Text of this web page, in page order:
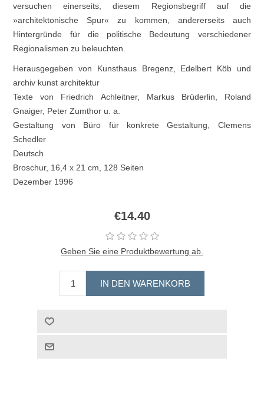
versuchen einerseits, diesem Regionsbegriff auf die
»architektonische Spur« zu kommen, andererseits auch
Hintergründe für die politische Bedeutung verschiedener
Regionalismen zu beleuchten.
Herausgegeben von Kunsthaus Bregenz, Edelbert Köb und
archiv kunst architektur
Texte von Friedrich Achleitner, Markus Brüderlin, Roland
Gnaiger, Peter Zumthor u. a.
Gestaltung von Büro für konkrete Gestaltung, Clemens
Schedler
Deutsch
Broschur, 16,4 x 21 cm, 128 Seiten
Dezember 1996
€14.40
Geben Sie eine Produktbewertung ab.